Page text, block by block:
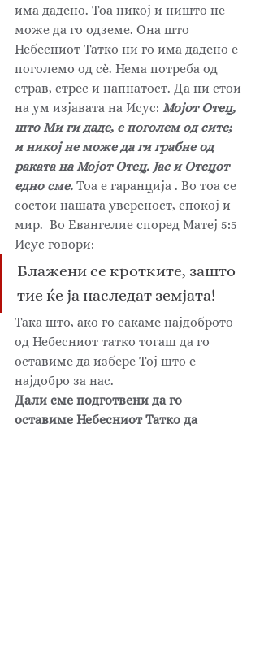
има дадено. Тоа никој и ништо не
може да го одземе. Она што
Небесниот Татко ни го има дадено е
поголемо од сѐ. Нема потреба од
страв, стрес и напнатост. Да ни стои
на ум изјавата на Исус: Мојот Отец,
што Ми ги даде, е поголем од сите;
и никој не може да ги грабне од
раката на Мојот Отец. Јас и Отецот
едно сме. Тоа е гаранција . Во тоа се
состои нашата увереност, спокој и
мир.  Во Евангелие според Матеј 5:5
Исус говори:
Блажени се кротките, зашто
тие ќе ја наследат земјата!
Така што, ако го сакаме најдоброто
од Небесниот татко тогаш да го
оставиме да избере Тој што е
најдобро за нас.
Дали сме подготвени да го
оставиме Небесниот Татко да